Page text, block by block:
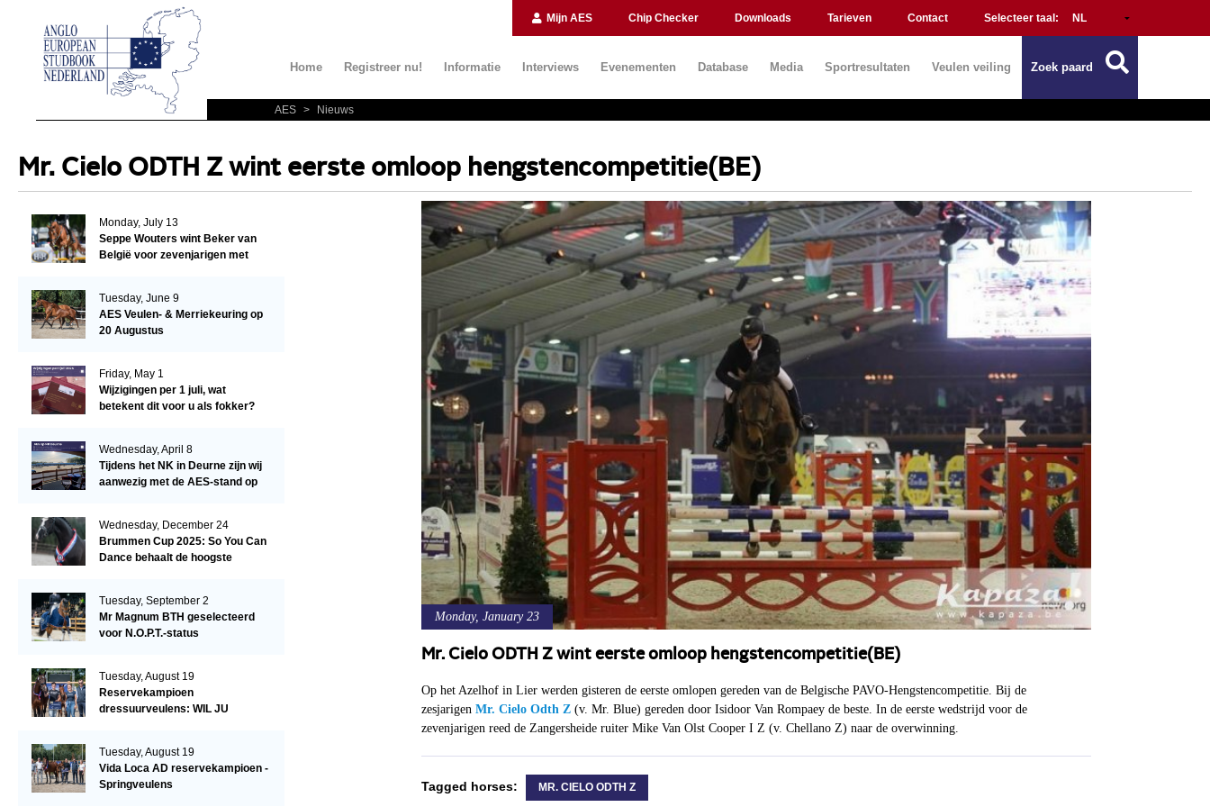
Mijn AES Chip Checker Downloads Tarieven Contact Selecteer taal:
Home Registreer nu! Informatie Interviews Evenementen Database Media Sportresultaten Veulen veiling Zoek paard
AES > Nieuws
Mr. Cielo ODTH Z wint eerste omloop hengstencompetitie(BE)
Monday, January 23
Mr. Cielo ODTH Z wint eerste omloop hengstencompetitie(BE)
Op het Azelhof in Lier werden gisteren de eerste omlopen gereden van de Belgische PAVO-Hengstencompetitie. Bij de
zesjarigen Mr. Cielo Odth Z (v. Mr. Blue) gereden door Isidoor Van Rompaey de beste. In de eerste wedstrijd voor de
zevenjarigen reed de Zangersheide ruiter Mike Van Olst Cooper I Z (v. Chellano Z) naar de overwinning.
Tagged horses: MR. CIELO ODTH Z
Monday, July 13
Seppe Wouters wint Beker van
België voor zevenjarigen met
Tuesday, June 9
AES Veulen- & Merriekeuring op
20 Augustus
Friday, May 1
Wijzigingen per 1 juli, wat
betekent dit voor u als fokker?
Wednesday, April 8
Tijdens het NK in Deurne zijn wij
aanwezig met de AES-stand op
Wednesday, December 24
Brummen Cup 2025: So You Can
Dance behaalt de hoogste
Tuesday, September 2
Mr Magnum BTH geselecteerd
voor N.O.P.T.-status
Tuesday, August 19
Reservekampioen
dressuurveulens: WIL JU
Tuesday, August 19
Vida Loca AD reservekampioen -
Springveulens